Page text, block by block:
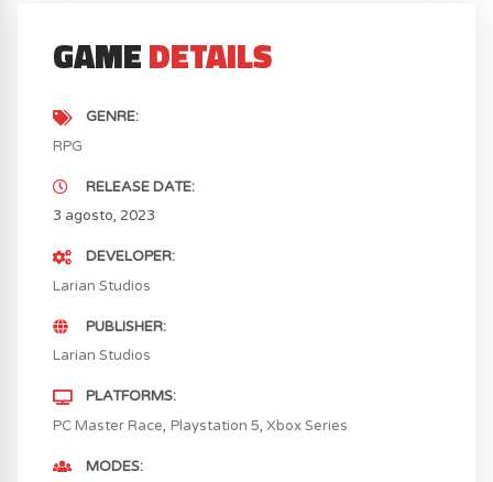
GAMEDETAILS
GENRE
RPG
RELEASE DATE
3 agosto, 2023
DEVELOPER
Larian Studios
PUBLISHER
Larian Studios
PLATFORMS
PC Master Race Playstation 5 Xbox Series
MODES